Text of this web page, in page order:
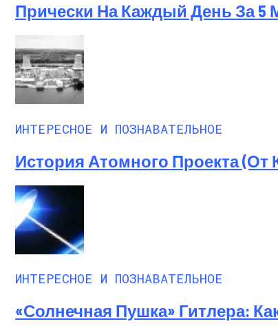
Прически На Каждый День За 5
ИНТЕРЕСНОЕ И ПОЗНАВАТЕЛЬНОЕ
История Атомного Проекта
ИНТЕРЕСНОЕ И ПОЗНАВАТЕЛЬНОЕ
«Солнечная Пушка» Гитлера: